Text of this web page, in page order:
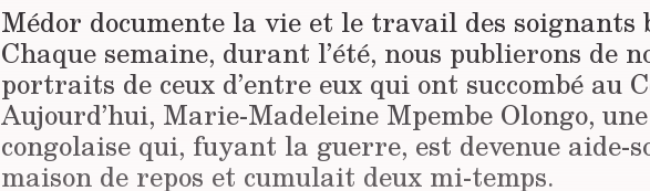
Médor documente la vie et le travail des soignants
Chaque semaine, durant l’été, nous publierons de
portraits de ceux d’entre eux qui ont succombé au
Aujourd’hui, Marie-Madeleine Mpembe Olongo,
congolaise qui, fuyant la guerre, est devenue aide-
maison de repos et cumulait deux mi-temps.